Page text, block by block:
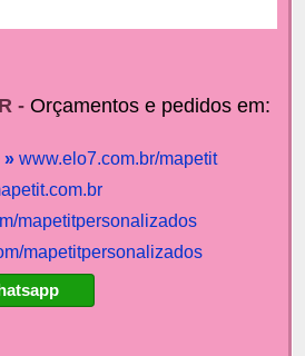
- Orçamentos e pedidos em:
» www.elo7.com.br/mapetit
mapetitpersonalizados
mapetitpersonalizados